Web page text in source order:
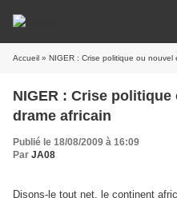
Accueil » NIGER : Crise politique ou nouvel
NIGER : Crise
drame africain
Publié le 18/08/2009 à 16:09
Par JA08
Disons-le tout net, le continent